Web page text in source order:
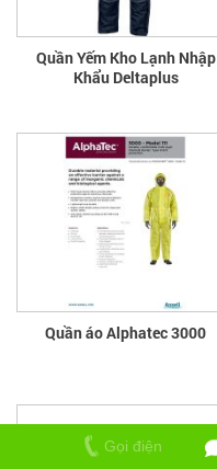
Quần Yếm Kho Lạnh Nhập
Khẩu Deltaplus
Quần áo Alphatec 3000
Gọi điện